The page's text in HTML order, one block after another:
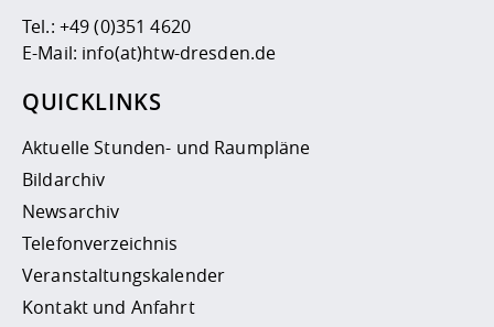
Tel.: +49 (0)351 4620
E-Mail: info(at)htw-dresden.de
QUICKLINKS
Aktuelle Stunden- und Raumpläne
Bildarchiv
Newsarchiv
Telefonverzeichnis
Veranstaltungskalender
Kontakt und Anfahrt